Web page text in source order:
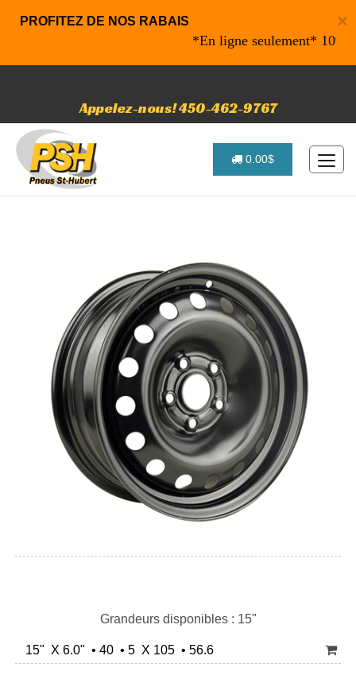
×
PROFITEZ DE NOS RABAIS
*En ligne seulement* 10% de
Appelez-nous! 450-462-9767
0.00$
Grandeurs disponibles : 15"
15" X 6.0" • 40 • 5 X 105 • 56.6